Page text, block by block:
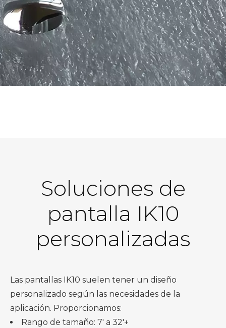
Soluciones de
pantalla IK10
personalizadas
Las pantallas IK10 suelen tener un diseño
personalizado según las necesidades de la
aplicación. Proporcionamos:
Rango de tamaño: 7' a 32'+